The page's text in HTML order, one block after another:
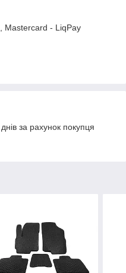
Mastercard - LiqPay
за рахунок покупця